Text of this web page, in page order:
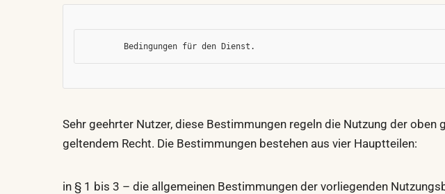
        Bedingungen für den Dienst.
Sehr geehrter Nutzer, diese Bestimmungen regeln die Nutzung der
geltendem Recht. Die Bestimmungen bestehen aus vier Hauptteilen:
in § 1 bis 3 – die allgemeinen Bestimmungen der vorliegenden